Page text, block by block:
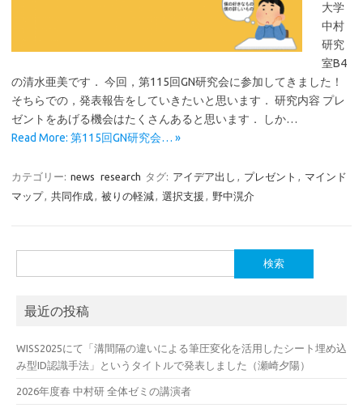
大学
中村
研究
室B4
の清水亜美です． 今回，第115回GN研究会に参加してきました！
そちらでの，発表報告をしていきたいと思います． 研究内容 プレ
ゼントをあげる機会はたくさんあると思います． しか…
Read More: 第115回GN研究会… »
カテゴリー: news research タグ: アイデア出し , プレゼント , マインド
マップ, 共同作成, 被りの軽減, 選択支援 , 野中滉介
索:
最近の投稿
WISS2025にて「溝間隔の違いによる筆圧変化を活用したシート埋め込
み型ID認識手法」というタイトルで発表しました（瀬崎夕陽）
2026年度春 中村研 全体ゼミの講演者